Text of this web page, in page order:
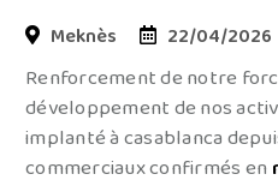
Meknès 22/04/2026
Renforcement de notre
développement de nos
implanté à casablanca
commerciaux confirmés en